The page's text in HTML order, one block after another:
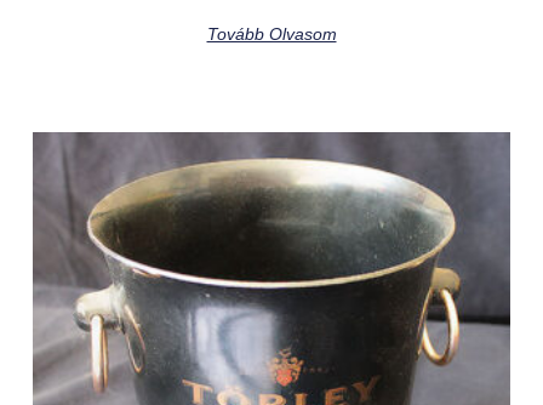
Tovább Olvasom